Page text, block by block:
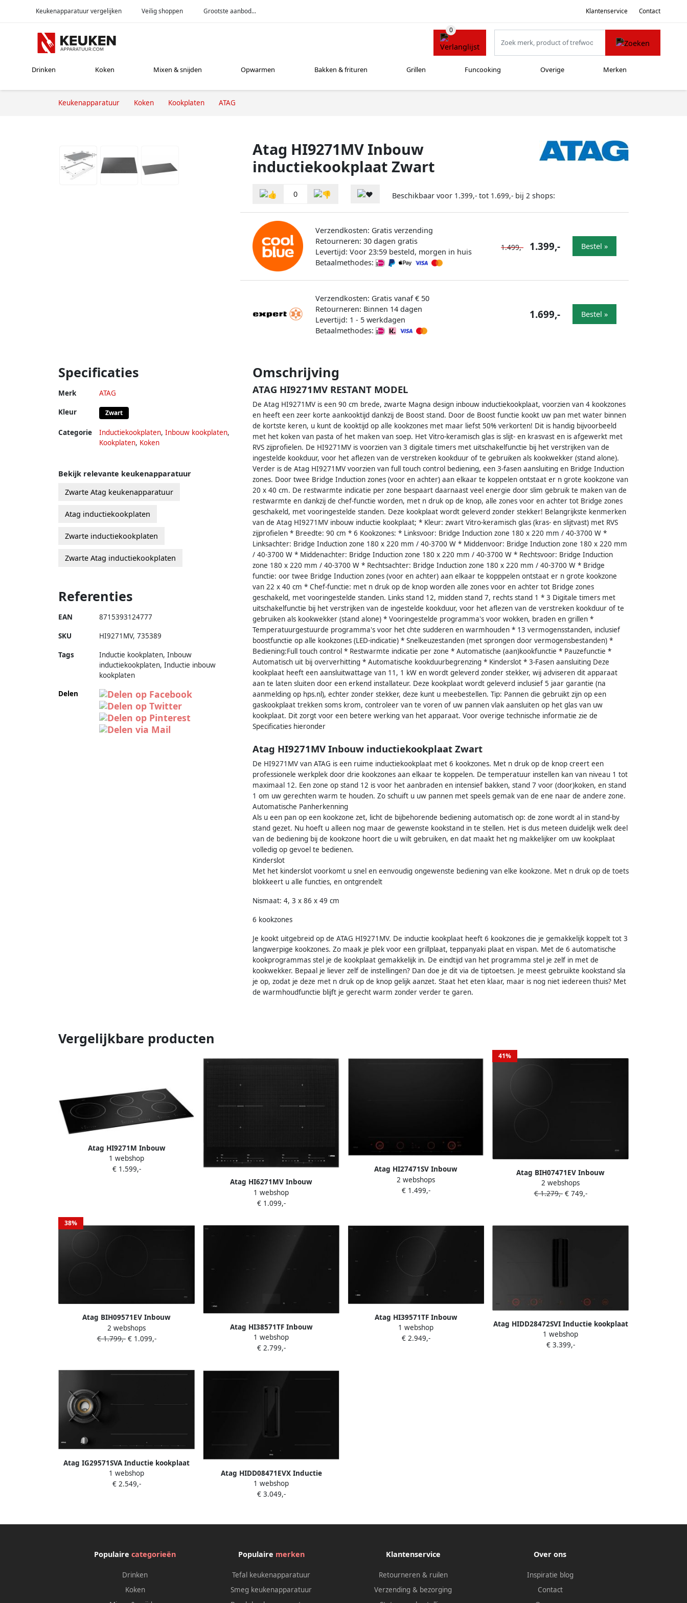
Keukenapparatuur vergelijken Veilig shoppen Grootste aanbod... Klantenservice Contact
Drinken Koken Mixen & snijden Opwarmen Bakken & frituren Grillen Funcooking Overige Merken
Keukenapparatuur Koken Kookplaten ATAG
Atag HI9271MV Inbouw
inductiekookplaat Zwart
0 Beschikbaar voor 1.399,- tot 1.699,- bij 2 shops:
Verzendkosten: Gratis verzending
Retourneren: 30 dagen gratis
Levertijd: Voor 23:59 besteld, morgen in huis
Betaalmethodes:
1.499,- 1.399,- Bestel »
Verzendkosten: Gratis vanaf € 50
Retourneren: Binnen 14 dagen
Levertijd: 1 - 5 werkdagen
Betaalmethodes:
1.699,- Bestel »
Specificaties
Merk ATAG
Kleur Zwart
Categorie Inductiekookplaten, Inbouw kookplaten,
Kookplaten, Koken
Omschrijving
ATAG HI9271MV RESTANT MODEL
De Atag HI9271MV is een 90 cm brede, zwarte Magna design inbouw inductiekookplaat, voorzien van 4 kookzones
en heeft een zeer korte aankooktijd dankzij de Boost stand. Door de Boost functie kookt uw pan met water binnen
de kortste keren, u kunt de kooktijd op alle kookzones met maar liefst 50% verkorten! Dit is handig bijvoorbeeld
met het koken van pasta of het maken van soep. Het Vitro-keramisch glas is slijt- en krasvast en is afgewerkt met
RVS zijprofielen. De HI9271MV is voorzien van 3 digitale timers met uitschakelfunctie bij het verstrijken van de
ingestelde kookduur, voor het aflezen van de verstreken kookduur of te gebruiken als kookwekker (stand alone).
Verder is de Atag HI9271MV voorzien van full touch control bediening, een 3-fasen aansluiting en Bridge Induction
zones. Door twee Bridge Induction zones (voor en achter) aan elkaar te koppelen ontstaat er n grote kookzone van
20 x 40 cm. De restwarmte indicatie per zone bespaart daarnaast veel energie door slim gebruik te maken van de
restwarmte en dankzij de chef-functie worden, met n druk op de knop, alle zones voor en achter tot Bridge zones
geschakeld, met vooringestelde standen. Deze kookplaat wordt geleverd zonder stekker! Belangrijkste kenmerken
van de Atag HI9271MV inbouw inductie kookplaat; * Kleur: zwart Vitro-keramisch glas (kras- en slijtvast) met RVS
zijprofielen * Breedte: 90 cm * 6 Kookzones: * Linksvoor: Bridge Induction zone 180 x 220 mm / 40-3700 W *
Linksachter: Bridge Induction zone 180 x 220 mm / 40-3700 W * Middenvoor: Bridge Induction zone 180 x 220 mm
/ 40-3700 W * Middenachter: Bridge Induction zone 180 x 220 mm / 40-3700 W * Rechtsvoor: Bridge Induction
zone 180 x 220 mm / 40-3700 W * Rechtsachter: Bridge Induction zone 180 x 220 mm / 40-3700 W * Bridge
functie: oor twee Bridge Induction zones (voor en achter) aan elkaar te kopppelen ontstaat er n grote kookzone
van 22 x 40 cm * Chef-functie: met n druk op de knop worden alle zones voor en achter tot Bridge zones
geschakeld, met vooringestelde standen. Links stand 12, midden stand 7, rechts stand 1 * 3 Digitale timers met
uitschakelfunctie bij het verstrijken van de ingestelde kookduur, voor het aflezen van de verstreken kookduur of te
gebruiken als kookwekker (stand alone) * Vooringestelde programma's voor wokken, braden en grillen *
Temperatuurgestuurde programma's voor het chte sudderen en warmhouden * 13 vermogensstanden, inclusief
boostfunctie op alle kookzones (LED-indicatie) * Snelkeuzestanden (met sprongen door vermogensbestanden) *
Bediening:Full touch control * Restwarmte indicatie per zone * Automatische (aan)kookfunctie * Pauzefunctie *
Automatisch uit bij oververhitting * Automatische kookduurbegrenzing * Kinderslot * 3-Fasen aansluiting Deze
kookplaat heeft een aansluitwattage van 11, 1 kW en wordt geleverd zonder stekker, wij adviseren dit apparaat
aan te laten sluiten door een erkend installateur. Deze kookplaat wordt geleverd inclusief 5 jaar garantie (na
aanmelding op hps.nl), echter zonder stekker, deze kunt u meebestellen. Tip: Pannen die gebruikt zijn op een
gaskookplaat trekken soms krom, controleer van te voren of uw pannen vlak aansluiten op het glas van uw
kookplaat. Dit zorgt voor een betere werking van het apparaat. Voor overige technische informatie zie de
Specificaties hieronder
Atag HI9271MV Inbouw inductiekookplaat Zwart
De HI9271MV van ATAG is een ruime inductiekookplaat met 6 kookzones. Met n druk op de knop creert een
professionele werkplek door drie kookzones aan elkaar te koppelen. De temperatuur instellen kan van niveau 1 tot
maximaal 12. Een zone op stand 12 is voor het aanbraden en intensief bakken, stand 7 voor (door)koken, en stand
1 om uw gerechten warm te houden. Zo schuift u uw pannen met speels gemak van de ene naar de andere zone.
Automatische Panherkenning
Als u een pan op een kookzone zet, licht de bijbehorende bediening automatisch op: de zone wordt al in stand-by
stand gezet. Nu hoeft u alleen nog maar de gewenste kookstand in te stellen. Het is dus meteen duidelijk welk deel
van de bediening bij de kookzone hoort die u wilt gebruiken, en dat maakt het ng makkelijker om uw kookplaat
volledig op gevoel te bedienen.
Kinderslot
Met het kinderslot voorkomt u snel en eenvoudig ongewenste bediening van elke kookzone. Met n druk op de toets
blokkeert u alle functies, en ontgrendelt
Nismaat: 4, 3 x 86 x 49 cm
6 kookzones
Je kookt uitgebreid op de ATAG HI9271MV. De inductie kookplaat heeft 6 kookzones die je gemakkelijk koppelt tot 3
langwerpige kookzones. Zo maak je plek voor een grillplaat, teppanyaki plaat en vispan. Met de 6 automatische
kookprogrammas stel je de kookplaat gemakkelijk in. De eindtijd van het programma stel je zelf in met de
kookwekker. Bepaal je liever zelf de instellingen? Dan doe je dit via de tiptoetsen. Je meest gebruikte kookstand sla
je op, zodat je deze met n druk op de knop gelijk aanzet. Staat het eten klaar, maar is nog niet iedereen thuis? Met
de warmhoudfunctie blijft je gerecht warm zonder verder te garen.
Bekijk relevante keukenapparatuur
Zwarte Atag keukenapparatuur
Atag inductiekookplaten
Zwarte inductiekookplaten
Zwarte Atag inductiekookplaten
Referenties
EAN 8715393124777
SKU HI9271MV, 735389
Tags
Inductie kookplaten, Inbouw
inductiekookplaten, Inductie inbouw
kookplaten
Delen
Vergelijkbare producten
Atag HI9271M Inbouw
inductiekookplaat Zwart
1 webshop
€ 1.599,-
Atag HI6271MV Inbouw
inductiekookplaat Zwart
1 webshop
€ 1.099,-
Atag HI27471SV Inbouw
inductiekookplaat Zwart
2 webshops
€ 1.499,-
41%
Atag BIH07471EV Inbouw
inductiekookplaat Zwart
2 webshops
€ 1.279,-€ 749,-
38%
Atag BIH09571EV Inbouw
inductiekookplaat Zwart
2 webshops
€ 1.799,-€ 1.099,-
Atag HI38571TF Inbouw
inductiekookplaat Zwart
1 webshop
€ 2.799,-
Atag HI39571TF Inbouw
inductiekookplaat Zwart
1 webshop
€ 2.949,-
Atag HIDD28472SVI Inductie kookplaat
met afzuiging Zwart
1 webshop
€ 3.399,-
Atag IG29571SVA Inductie kookplaat
Zwart
1 webshop
€ 2.549,-
Atag HIDD08471EVX Inductie
kookplaat met afzuiging Zwart
1 webshop
€ 3.049,-
Populairecategorieën
Drinken
Koken
Populaire merken
Tefal keukenapparatuur
Smeg keukenapparatuur
Klantenservice
Retourneren & ruilen
Verzending & bezorging
Over ons
Inspiratie blog
Contact